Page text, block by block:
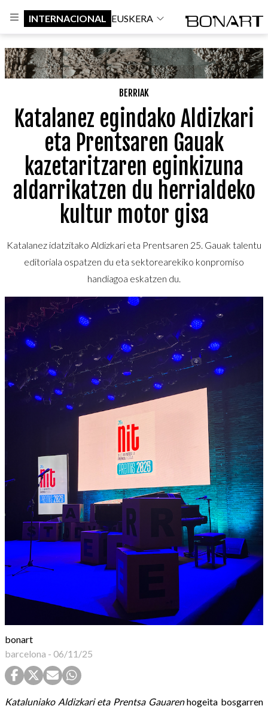
INTERNACIONAL EUSKERA
BERRIAK
Katalanez egindako Aldizkari
eta Prentsaren Gauak
kazetaritzaren eginkizuna
aldarrikatzen du herrialdeko
kultur motor gisa
Katalanez idatzitako Aldizkari eta Prentsaren 25. Gauak talentu
editoriala ospatzen du eta sektorearekiko konpromiso
handiagoa eskatzen du.
bonart
barcelona - 06/11/25
Kataluniako Aldizkari eta Prentsa Gauarenhogeita bosgarren